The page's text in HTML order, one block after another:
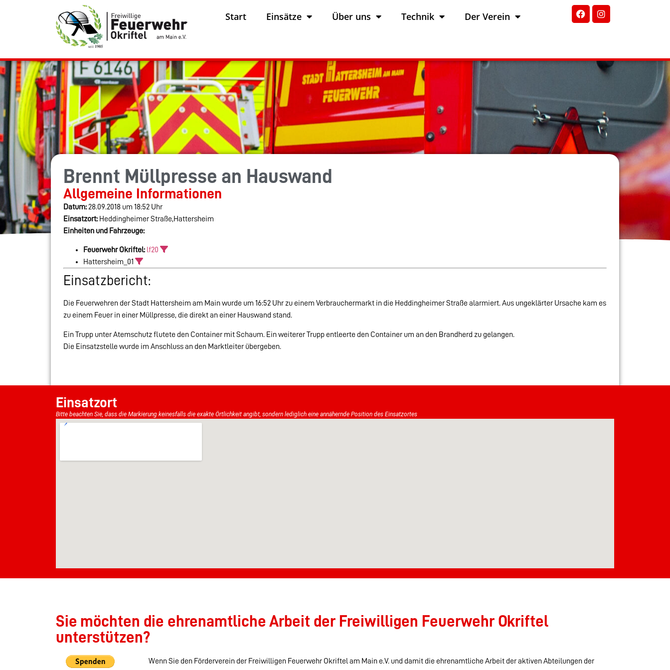
Start Einsätze Über uns Technik Der Verein
Brennt Müllpresse an Hauswand
Allgemeine Informationen
Datum: 28.09.2018 um 18:52 Uhr
Einsatzort: Heddingheimer Straße,Hattersheim
Einheiten und Fahrzeuge:
Feuerwehr Okriftel: lf20
Hattersheim_01
Einsatzbericht:
Die Feuerwehren der Stadt Hattersheim am Main wurde um 16:52 Uhr zu einem Verbrauchermarkt in die Heddingheimer Straße alarmiert. Aus ungeklärter Ursache kam es
zu einem Feuer in einer Müllpresse, die direkt an einer Hauswand stand.
Ein Trupp unter Atemschutz flutete den Container mit Schaum. Ein weiterer Trupp entleerte den Container um an den Brandherd zu gelangen.
Die Einsatzstelle wurde im Anschluss an den Marktleiter übergeben.
Einsatzort
Bitte beachten Sie, dass die Markierung keinesfalls die exakte Örtlichkeit angibt, sondern lediglich eine annähernde Position des Einsatzortes
Sie möchten die ehrenamtliche Arbeit der Freiwilligen Feuerwehr Okriftel
unterstützen?
Wenn Sie den Förderverein der Freiwilligen Feuerwehr Okriftel am Main e.V. und damit die ehrenamtliche Arbeit der aktiven Abteilungen der